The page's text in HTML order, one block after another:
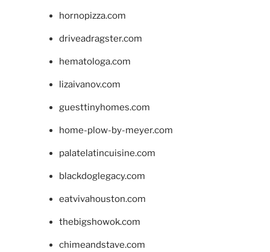
hornopizza.com
driveadragster.com
hematologa.com
lizaivanov.com
guesttinyhomes.com
home-plow-by-meyer.com
palatelatincuisine.com
blackdoglegacy.com
eatvivahouston.com
thebigshowok.com
chimeandstave.com